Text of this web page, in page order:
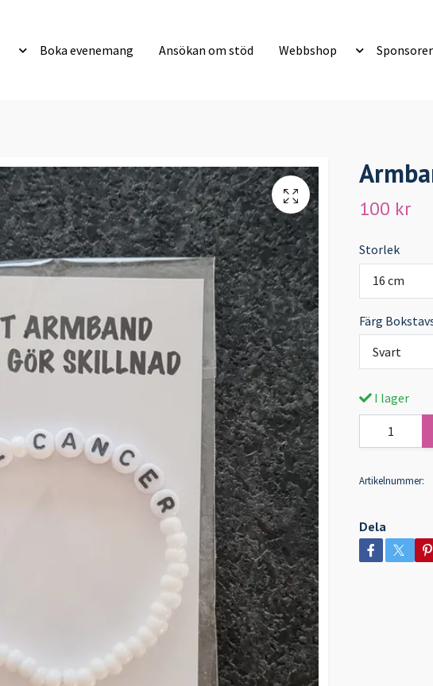
Boka evenemang Ansökan om stöd Webbshop Sponsorer
100 kr
Storlek
16 cm
Färg
Svart
I lager
Artikelnummer:
Dela